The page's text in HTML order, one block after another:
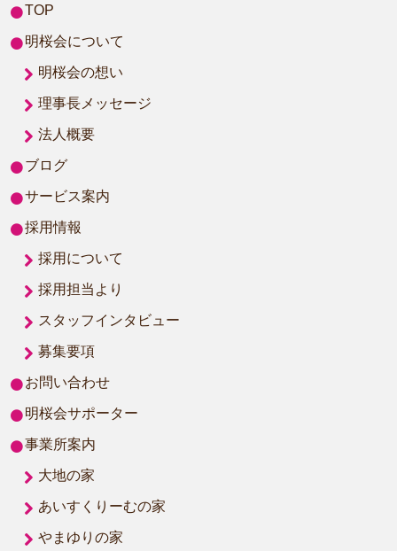
TOP
明桜会について
明桜会の想い
理事長メッセージ
法人概要
ブログ
サービス案内
採用情報
採用について
採用担当より
スタッフインタビュー
募集要項
お問い合わせ
明桜会サポーター
事業所案内
大地の家
あいすくりーむの家
やまゆりの家